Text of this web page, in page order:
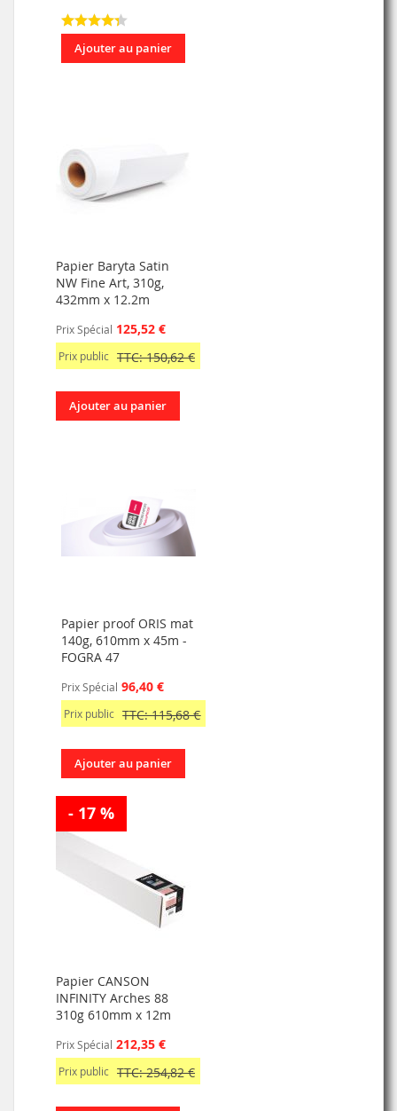
Ajouter au panier
Papier Baryta Satin
NW Fine Art, 310g,
432mm x 12.2m
Prix Spécial 125,52 €
Prix public TTC: 150,62 €
Ajouter au panier
Papier proof ORIS mat
140g, 610mm x 45m -
FOGRA 47
Prix Spécial 96,40 €
Prix public TTC: 115,68 €
Ajouter au panier
- 17 %
Papier CANSON
INFINITY Arches 88
310g 610mm x 12m
Prix Spécial 212,35 €
Prix public TTC: 254,82 €